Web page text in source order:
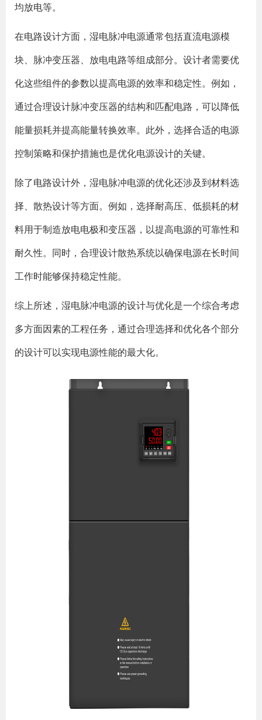
均放电等。
在电路设计方面，湿电脉冲电源通常包括直流电源模
块、脉冲变压器、放电电路等组成部分。设计者需要优
化这些组件的参数以提高电源的效率和稳定性。例如，
通过合理设计脉冲变压器的结构和匹配电路，可以降低
能量损耗并提高能量转换效率。此外，选择合适的电源
控制策略和保护措施也是优化电源设计的关键。
除了电路设计外，湿电脉冲电源的优化还涉及到材料选
择、散热设计等方面。例如，选择耐高压、低损耗的材
料用于制造放电电极和变压器，以提高电源的可靠性和
耐久性。同时，合理设计散热系统以确保电源在长时间
工作时能够保持稳定性能。
综上所述，湿电脉冲电源的设计与优化是一个综合考虑
多方面因素的工程任务，通过合理选择和优化各个部分
的设计可以实现电源性能的最大化。